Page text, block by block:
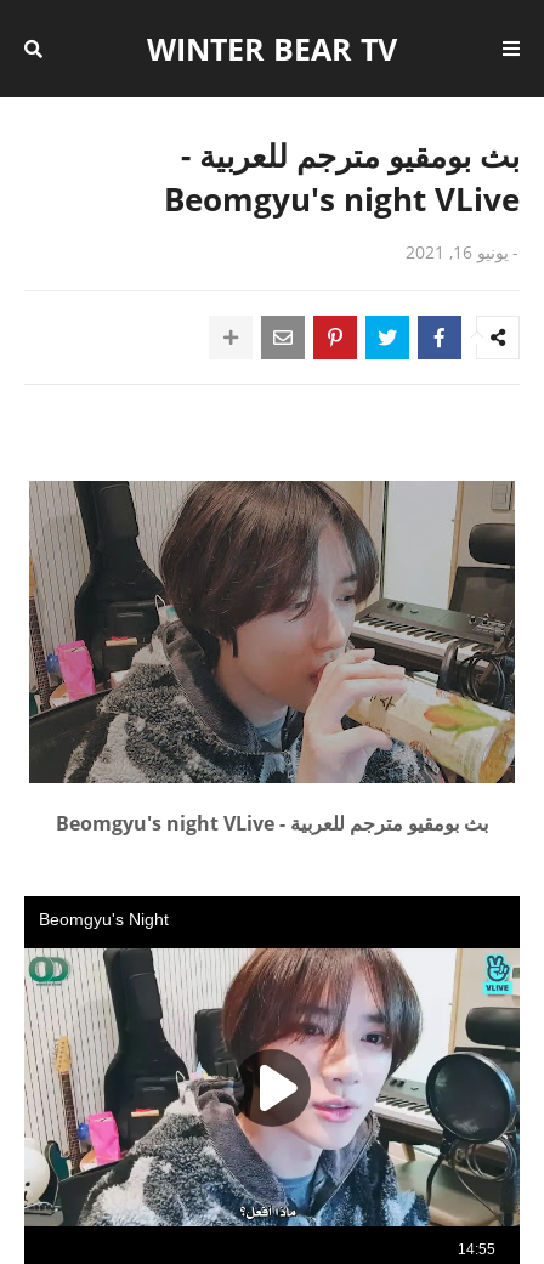
WINTER BEAR TV
بث بومقيو مترجم للعربية -
Beomgyu's night VLive
- يونيو 16, 2021
بث بومقيو مترجم للعربية - Beomgyu's night VLive